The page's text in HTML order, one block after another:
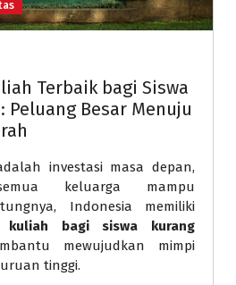
Terbaik bagi Siswa
Peluang Besar Menuju
investasi masa depan,
keluarga mampu
Indonesia memiliki
kuliah bagi siswa kurang
mewujudkan mimpi
tinggi.